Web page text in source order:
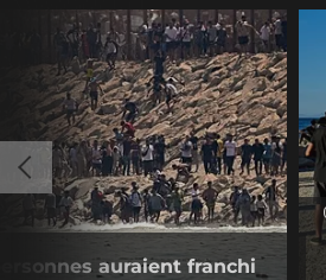
auraient franchi